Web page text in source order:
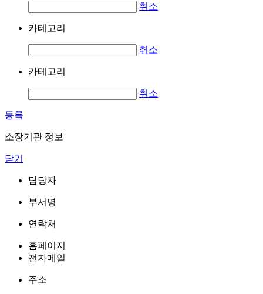
취소
카테고리
취소
카테고리
취소
등록
소장기관 정보
닫기
담당자
부서명
연락처
홈페이지
전자메일
주소